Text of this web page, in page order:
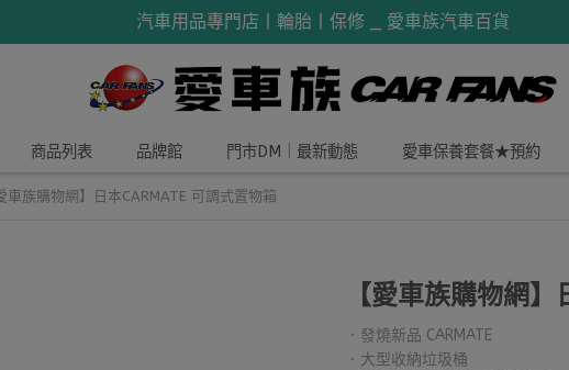
汽車用品專門店丨輪胎丨保修 _ 愛車族汽車百貨
商品列表 品牌館 門市DM｜最新動態 愛車保養套餐★預約
車族購物網】日本CARMATE 可調式置物箱
【愛車族購物網
．發燒新品 CARMATE
．大型收納垃圾桶